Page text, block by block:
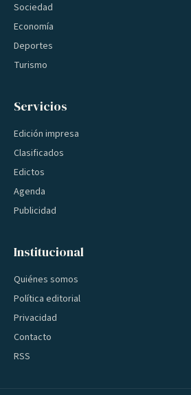
Sociedad
Economía
Deportes
Turismo
Servicios
Edición impresa
Clasificados
Edictos
Agenda
Publicidad
Institucional
Quiénes somos
Política editorial
Privacidad
Contacto
RSS